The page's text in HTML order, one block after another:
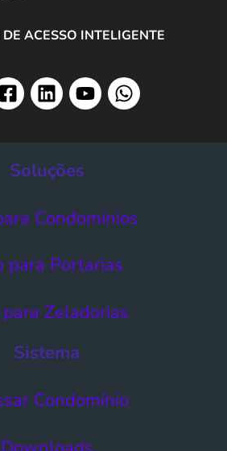
ACESSO INTELIGENTE
Soluções
Condomínios
para Portarias
Zeladorias
Sistema
Condomínio​